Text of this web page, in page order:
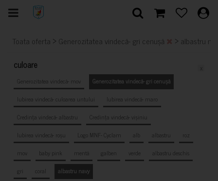
Toata oferta > Generozitatea vindecă- gri cenușă > albastru
culoare
Generozitatea vindecă- mov
Generozitatea vindecă- gri cenușă
Iubirea vindecă- culoarea untului
Iubirea vindecă- maro
Credința vindecă- albastru
Credința vindecă- vișiniu
Iubirea vindecă- roșu
Logo MNF- Cyclam alb albastru
roz
mov
baby pink mentă galben verde
albastru deschis
gri
coral albastru navy